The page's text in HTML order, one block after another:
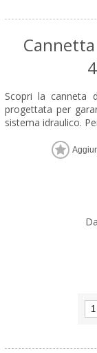
Scopri la canneta
progettata per
sistema idraulico.